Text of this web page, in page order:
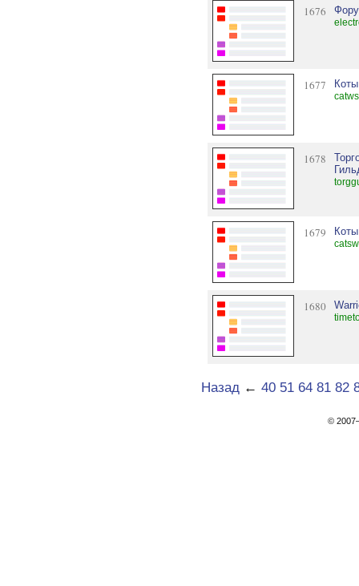
1676
1677
1678
1679
1680
Назад← 40 51 64 81 82
©